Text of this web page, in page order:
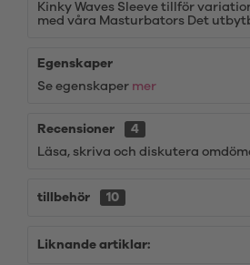
Kinky Waves Sleeve tillför
med våra Masturbators Det
Egenskaper
Se egenskaper mer
Recensioner
4
Läsa, skriva och diskutera
tillbehör 10
Liknande artiklar: